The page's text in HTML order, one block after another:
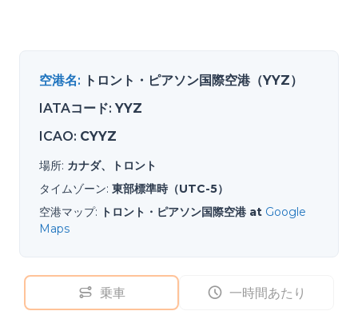
空港名: トロント・ピアソン国際空港（YYZ）
IATAコード: YYZ
ICAO: CYYZ
場所: カナダ、トロント
タイムゾーン: 東部標準時（UTC-5）
空港マップ: トロント・ピアソン国際空港 at Google
Maps